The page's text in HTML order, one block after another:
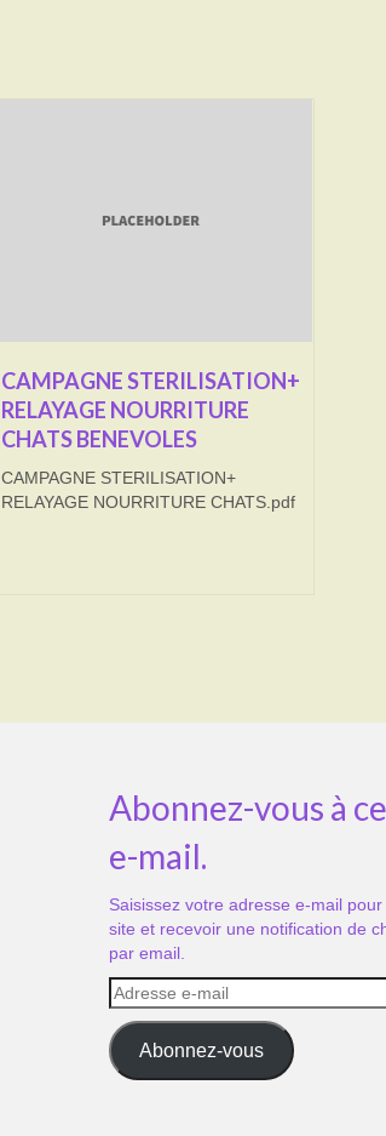
CAMPAGNE STERILISATION+
RELAYAGE NOURRITURE
CHATS BENEVOLES
CAMPAGNE STERILISATION+
RELAYAGE NOURRITURE CHATS.pdf
Abonnez-vous à
e-mail.
Saisissez votre adresse e-mail
site et recevoir une notification de
par email.
Adresse
e-
mail
Abonnez-vous